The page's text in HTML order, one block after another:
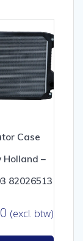
Case
Holland –
82026513
(excl. btw)